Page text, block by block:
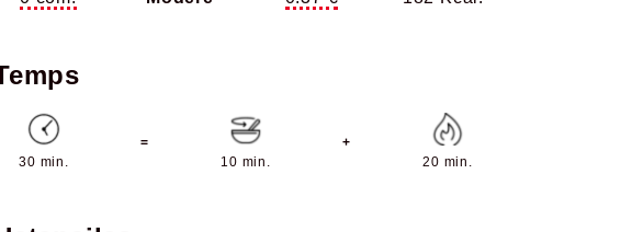
Temps
30 min.
=
10 min.
+
20 min.